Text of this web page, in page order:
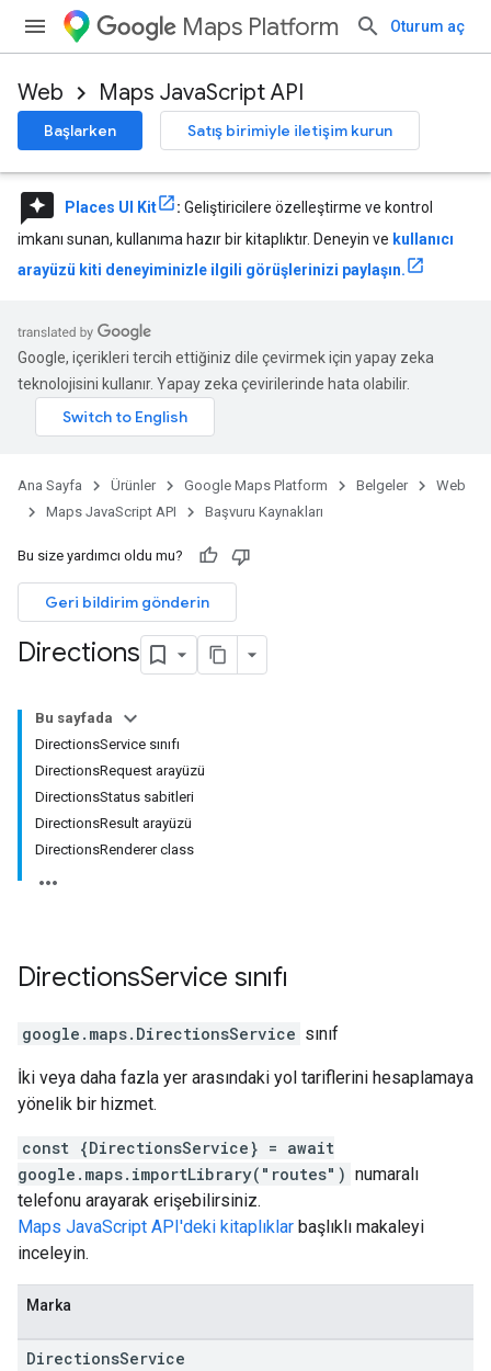
Maps Platform Oturum aç
Web Maps JavaScript API
Başlarken Satış birimiyle iletişim kurun
reviews Places UI Kit : Geliştiricilere özelleştirme ve kontrol
imkanı sunan, kullanıma hazır bir kitaplıktır. Deneyin ve kullanıcı
arayüzü kiti deneyiminizle ilgili görüşlerinizi paylaşın.
Google, içerikleri tercih ettiğiniz dile çevirmek için yapay zeka
teknolojisini kullanır. Yapay zeka çevirilerinde hata olabilir.
Ana Sayfa Ürünler Google Maps Platform Belgeler
Web
Maps JavaScript API
Başvuru Kaynakları
Bu size yardımcı oldu mu?
Geri bildirim gönderin
Directions
Bu sayfada
DirectionsService sınıfı
DirectionsRequest arayüzü
DirectionsStatus sabitleri
DirectionsResult arayüzü
DirectionsRenderer class
DirectionsService sınıfı
google.maps. DirectionsService sınıf
İki veya daha fazla yer arasındaki yol tariflerini hesaplamaya
yönelik bir hizmet.
const {DirectionsService} = await
google.maps.importLibrary("routes") numaralı
telefonu arayarak erişebilirsiniz.
Maps JavaScript API'deki kitaplıklar başlıklı makaleyi
inceleyin.
Marka
DirectionsService